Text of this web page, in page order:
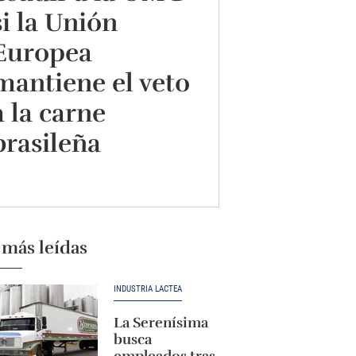
la Unión
el veto
la carne
leídas
INDUSTRIA LÁCTEA
La Serenísima
busca